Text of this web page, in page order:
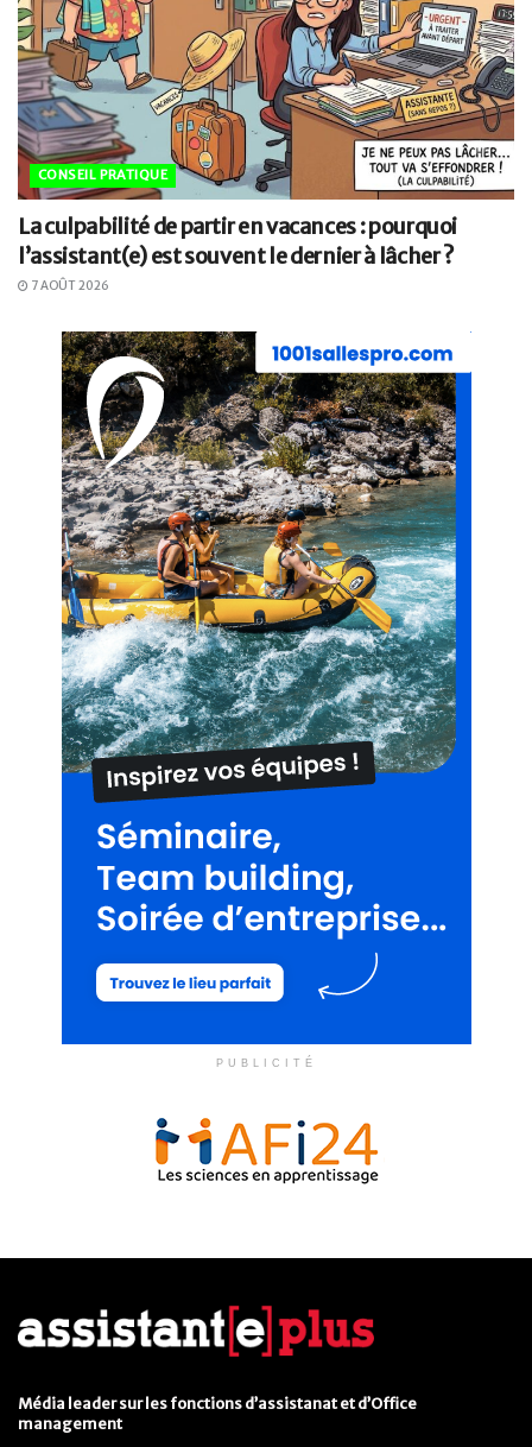
CONSEIL PRATIQUE
La culpabilité de partir en vacances : pourquoi
l’assistant(e) est souvent le dernier à lâcher ?
7 AOÛT 2026
PUBLICITÉ
Média leader sur les fonctions d’assistanat et d’Office
management